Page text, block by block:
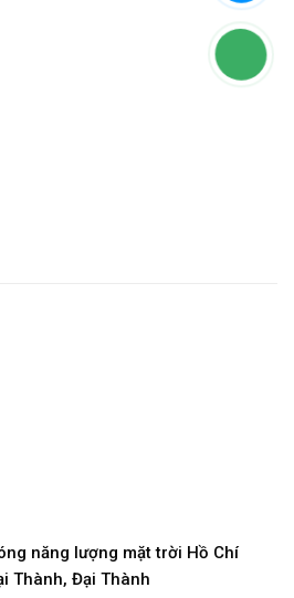
năng lượng mặt trời Hồ Chí
Thành, Đại Thành